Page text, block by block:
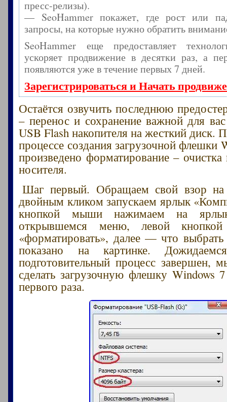
пресс-релизы).
— SeoHammer покажет, где рост или
запросы, на которые нужно обратить
SeoHammer еще предоставляет
ускоряет продвижение в десятки раз, а
появляются уже в течение первых 7 дней.
Зарегистрироваться и Начать
Остаётся озвучить последнюю
– перенос и сохранение важной для
USB Flash накопителя на жесткий диск.
процессе создания загрузочной флешки
произведено форматирование – очистка
носителя.
Шаг первый. Обращаем свой взор на
двойным кликом запускаем ярлык
кнопкой мыши нажимаем на
открывшемся меню, левой
«форматировать», далее — что
показано на картинке.
подготовительный процесс завершен,
сделать загрузочную флешку Windows
первого раза.